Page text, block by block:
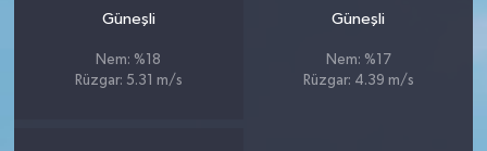
Güneşli
Nem: %18
Rüzgar: 5.31 m/s
Güneşli
Nem: %17
Rüzgar: 4.39 m/s